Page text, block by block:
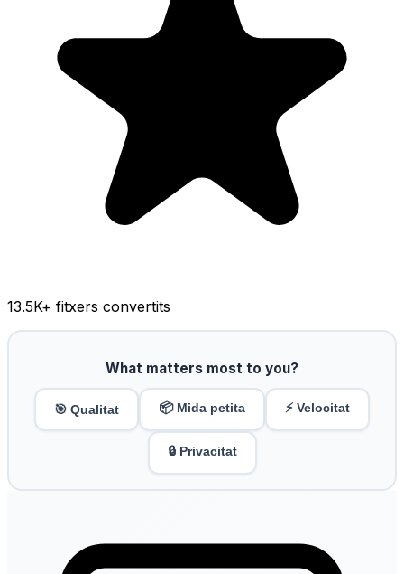
13.5K+ fitxers convertits
What matters most to you?
🎯 Qualitat 📦 Mida petita ⚡ Velocitat
🔒 Privacitat